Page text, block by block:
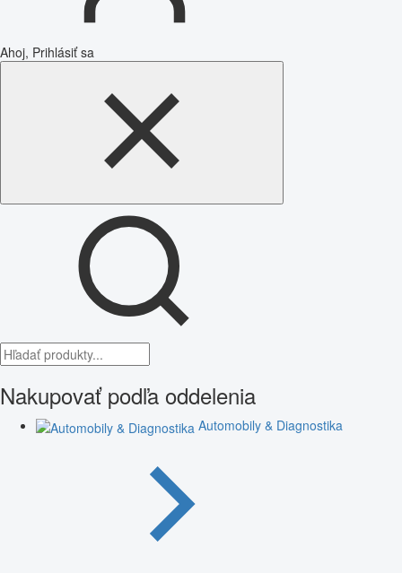
Ahoj, Prihlásiť sa
Nakupovať podľa oddelenia
Automobily & Diagnostika